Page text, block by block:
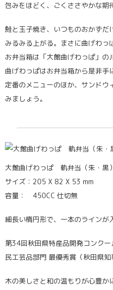
包みをほどく、ごくささやかな期
鮭と玉子焼き、いつものおかず
みるみる上がる。まさに曲げわっ
お弁当箱は「大館曲げわっぱ」
曲げわっぱはお弁当箱から是非手
定番のメニューのほか、サンドウ
みましょう。
大館曲げわっぱ 軌弁当（朱・黒）
サイズ：205 X 82 X 53 mm
容量： 450CC 仕切無
細長い楕円形で、一本のラインが
第34回秋田県特産品開発コンクー
民工芸品部門 最優秀賞（秋田県知
木の美しさと和の温もりが心豊か